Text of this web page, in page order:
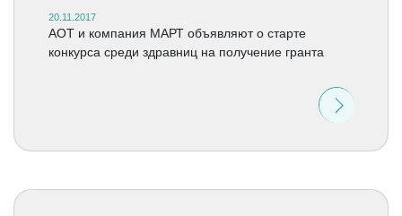
20.11.2017
АОТ и компания МАРТ объявляют о старте
конкурса среди здравниц на получение гранта